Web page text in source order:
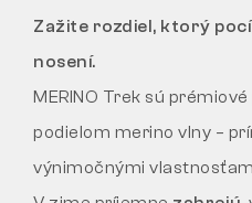
Zažite rozdiel, ktorý
nosení.
MERINO Trek sú
podielom merino vlny –
výnimočnými